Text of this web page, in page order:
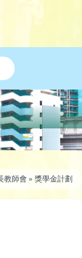
教師會 » 獎學金計劃